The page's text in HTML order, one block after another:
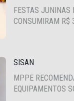
FESTAS JUNINAS
CONSUMIRAM R$
SISAN
MPPE
EQUIPAMENTOS